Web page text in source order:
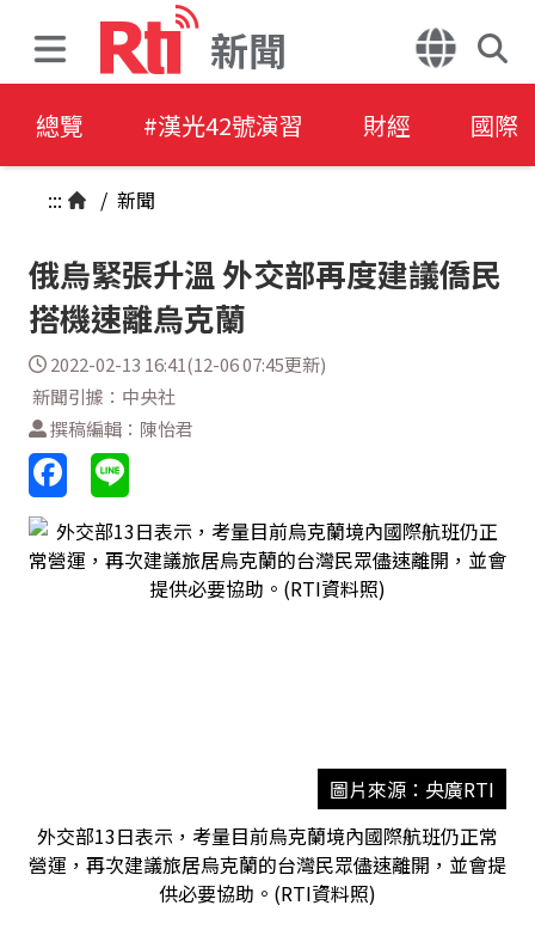
新聞
總覽 #漢光42號演習 財經 國際
::: / 新聞
俄烏緊張升溫 外交部再度建議僑民
搭機速離烏克蘭
2022-02-13 16:41(12-06 07:45更新)
新聞引據：中央社
撰稿編輯：陳怡君
圖片來源：央廣RTI
外交部13日表示，考量目前烏克蘭境內國際航班仍正常
營運，再次建議旅居烏克蘭的台灣民眾儘速離開，並會提
供必要協助。(RTI資料照)